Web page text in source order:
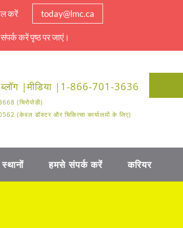
करें today@lmc.ca
करें पृष्ठ पर जाएं।
ब्लॉग |मीडिया | 1-866-701-3636
(चिरोपोडी)
(केवल डॉक्टर और चिकित्सा कार्यालयों के लिए)
स्थानों हमसे संपर्क करें करियर